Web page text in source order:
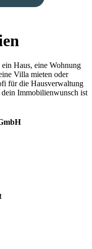
Haus, eine Wohnung
Villa mieten oder
für die Hausverwaltung
Immobilienwunsch ist